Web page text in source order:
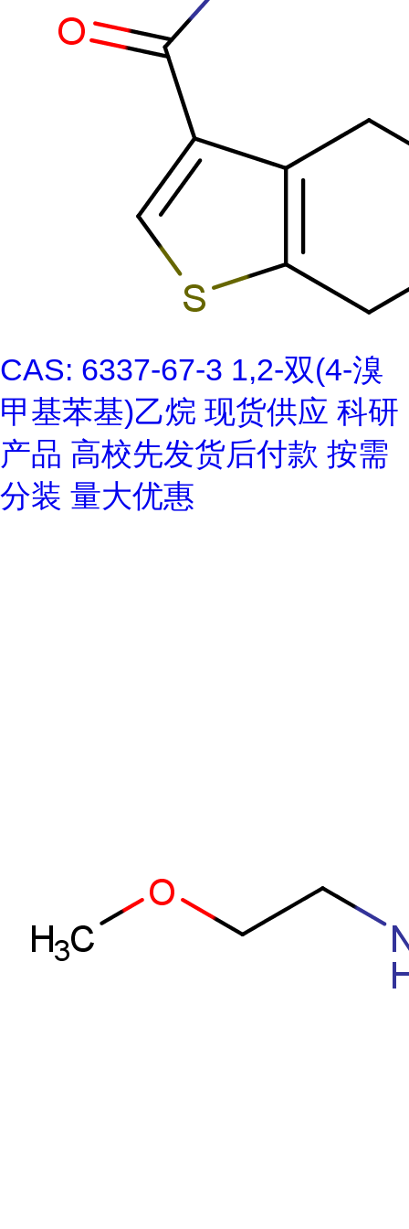
CAS: 6337-67-3 1,2-双(4-溴
甲基苯基)乙烷 现货供应 科研
产品 高校先发货后付款 按需
分装 量大优惠